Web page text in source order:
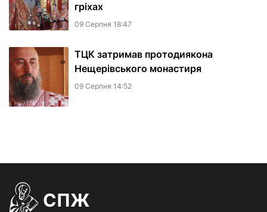
гріхах
09 Серпня 18:47
ТЦК затримав протодиякона
Нещерівського монастиря
09 Серпня 14:52
СПЖ